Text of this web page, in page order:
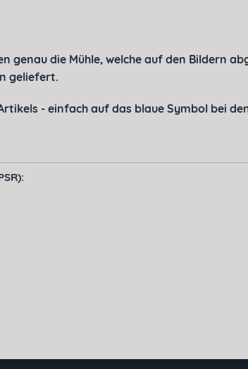
genau die Mühle, welche auf den Bildern
geliefert.
- einfach auf das blaue Symbol bei